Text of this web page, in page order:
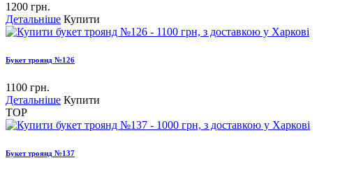
1200 грн.
Детальніше Купити
Букет троянд №126
1100 грн.
Детальніше Купити
TOP
Букет троянд №137